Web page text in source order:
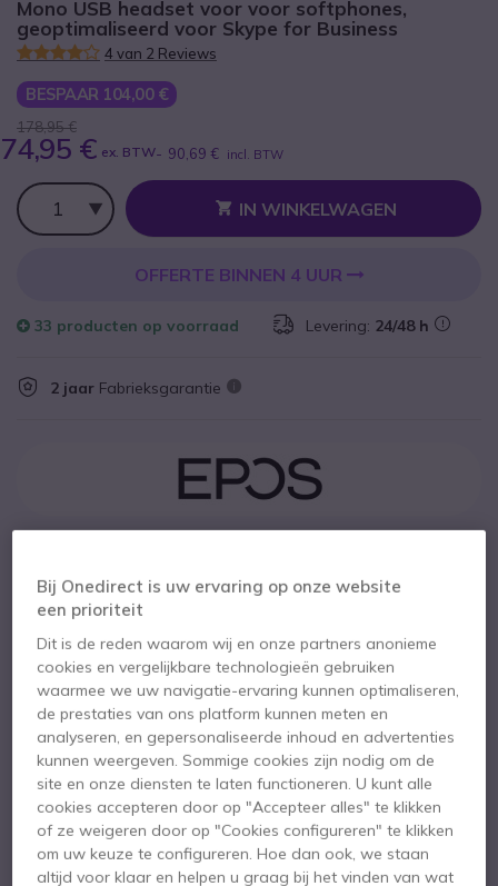
Mono USB headset voor voor softphones,
geoptimaliseerd voor Skype for Business
4 van 2 Reviews
BESPAAR 104,00 €
178,95 €
74,95 € ex. BTW- 90,69 € incl. BTW
Aantal
IN WINKELWAGEN
OFFERTE BINNEN 4 UUR
33 producten op voorraad Levering: 24/48 h
2 jaar Fabrieksgarantie
Compatibel met elke softphone op de markt
Geoptimaliseerd voor Skype for Business
Mono-model
Noise cancelling microfoon
ActiveGard-Technologie
Meegeleverd in de doos
1x Handleiding
1x Veiligheidsgids
1x Kunstleren oorkussen
1x Kabelclip
Bij Onedirect is uw ervaring op onze website
een prioriteit
Dit is de reden waarom wij en onze partners anonieme
cookies en vergelijkbare technologieën gebruiken
waarmee we uw navigatie-ervaring kunnen optimaliseren,
de prestaties van ons platform kunnen meten en
analyseren, en gepersonaliseerde inhoud en advertenties
kunnen weergeven. Sommige cookies zijn nodig om de
site en onze diensten te laten functioneren. U kunt alle
cookies accepteren door op "Accepteer alles" te klikken
of ze weigeren door op "Cookies configureren" te klikken
om uw keuze te configureren. Hoe dan ook, we staan
altijd voor klaar en helpen u graag bij het vinden van wat